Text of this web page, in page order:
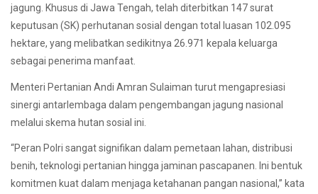
jagung. Khusus di Jawa Tengah, telah diterbitkan 147 surat
keputusan (SK) perhutanan sosial dengan total luasan 102.095
hektare, yang melibatkan sedikitnya 26.971 kepala keluarga
sebagai penerima manfaat.
Menteri Pertanian Andi Amran Sulaiman turut mengapresiasi
sinergi antarlembaga dalam pengembangan jagung nasional
melalui skema hutan sosial ini.
“Peran Polri sangat signifikan dalam pemetaan lahan, distribusi
benih, teknologi pertanian hingga jaminan pascapanen. Ini bentuk
komitmen kuat dalam menjaga ketahanan pangan nasional,” kata